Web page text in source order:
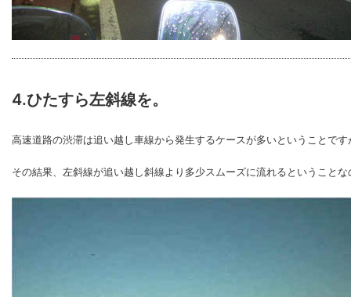
4.ひたすら左斜線を。
高速道路の渋滞は追い越し車線から発生するケースが多いということで
その結果、左斜線が追い越し斜線より多少スムーズに流れるということ